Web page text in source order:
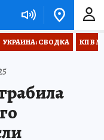
УКРАИНА: СВОДКА КП В